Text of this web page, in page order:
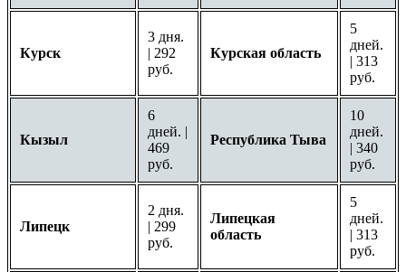
Курск
3 дня.
| 292
руб.
Курская область
5
дней.
| 313
руб.
Кызыл
6
дней. |
469
руб.
Республика Тыва
10
дней.
| 340
руб.
Липецк
2 дня.
| 299
руб.
Липецкая
область
5
дней.
| 313
руб.